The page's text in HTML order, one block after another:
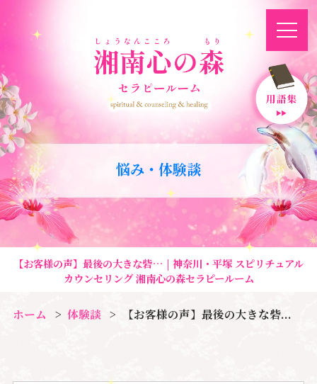
悩み・体験談
【お客様の声】最後の大きな砦… | 神奈川・平塚 スピリチュアル
カウンセリング 湘南心の森セラピールーム
ホーム 体験談 【お客様の声】最後の大きな砦...